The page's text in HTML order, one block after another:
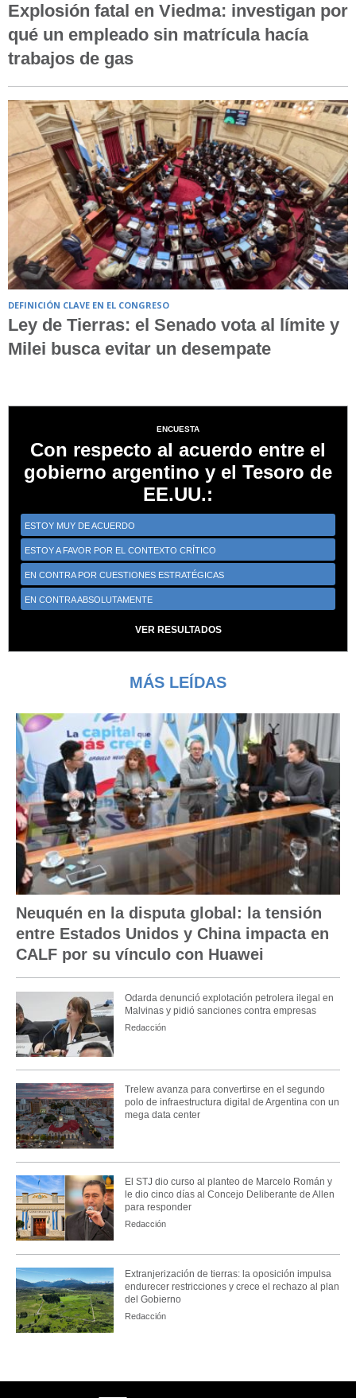
Explosión fatal en Viedma: investigan por
qué un empleado sin matrícula hacía
trabajos de gas
DEFINICIÓN CLAVE EN EL CONGRESO
Ley de Tierras: el Senado vota al límite y
Milei busca evitar un desempate
ENCUESTA
Con respecto al acuerdo entre el
gobierno argentino y el Tesoro de
EE.UU.:
ESTOY MUY DE ACUERDO
ESTOY A FAVOR POR EL CONTEXTO CRÍTICO
EN CONTRA POR CUESTIONES ESTRATÉGICAS
EN CONTRA ABSOLUTAMENTE
VER RESULTADOS
MÁS LEÍDAS
Neuquén en la disputa global: la tensión
entre Estados Unidos y China impacta en
CALF por su vínculo con Huawei
Odarda denunció explotación petrolera ilegal en
Malvinas y pidió sanciones contra empresas
Redacción
Trelew avanza para convertirse en el segundo
polo de infraestructura digital de Argentina con un
mega data center
El STJ dio curso al planteo de Marcelo Román y
le dio cinco días al Concejo Deliberante de Allen
para responder
Redacción
Extranjerización de tierras: la oposición impulsa
endurecer restricciones y crece el rechazo al plan
del Gobierno
Redacción